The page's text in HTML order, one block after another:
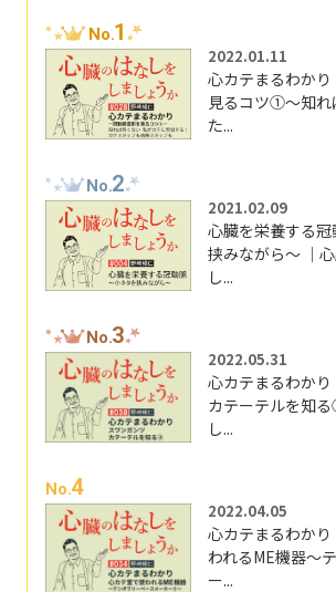
No.1
2022.01.11
心カテまるわか
見るコツ①～知れ
た...
No.2
2021.02.09
心臓を栄養する
挟みながら～ ｜
し...
No.3
2022.05.31
心カテまるわか
カテーテルを知
し...
No.4
2022.04.05
心カテまるわか
われるME機器～
ー...